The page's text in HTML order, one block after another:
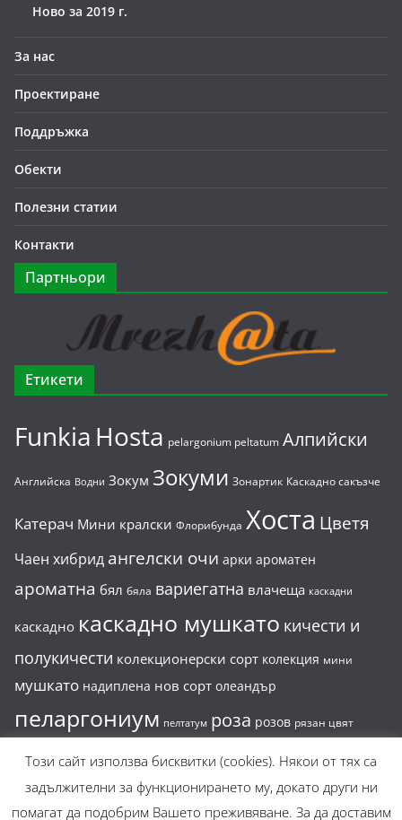
Ново за 2019 г.
За нас
Проектиране
Поддръжка
Обекти
Полезни статии
Контакти
Партньори
Етикети
Funkia Hosta pelargonium peltatum Алпийски
Английска Водни Зокум Зокуми Зонартик Каскадно сакъзче
Катерач Мини кралски Флорибунда Хоста Цветя
Чаен хибрид ангелски очи арки ароматен
ароматна бял бяла вариегатна влачеща каскадни
каскадно каскадно мушкато кичести и
полукичести колекционерски сорт колекция мини
мушкато надиплена нов сорт олеандър
пеларгониум пелтатум роза розов рязан цвят
сакъзчесилен аромат субтропичен храстовидна
храстовидни
Този сайт използва бисквитки (cookies). Някои от тях са
задължителни за функционирането му, докато други ни
помагат да подобрим Вашето преживяване. За да доставим